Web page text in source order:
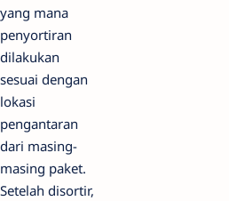
yang mana
penyortiran
dilakukan
sesuai dengan
lokasi
pengantaran
dari masing-
masing paket.
Setelah disortir,